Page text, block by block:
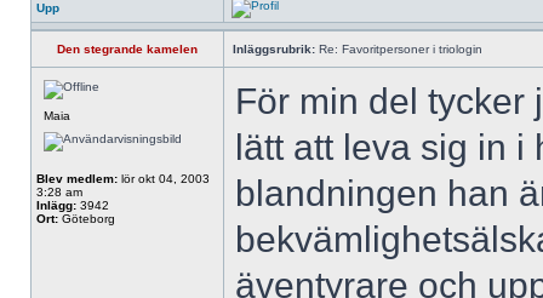
Upp
Den stegrande kamelen Inläggsrubrik: Re: Favoritpersoner i triologin
Maia
Blev medlem: lör okt 04, 2003
3:28 am
Inlägg: 3942
Ort: Göteborg
För min del tycker
lätt att leva sig in i
blandningen han
äventyrare och